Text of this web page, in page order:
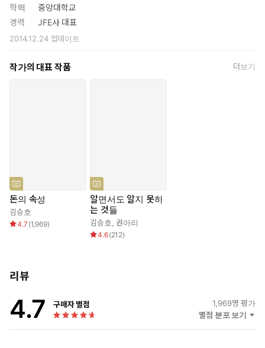
맨손에서 종잣돈을 만들고 돈을 불리는 75가지 방법
이 책 『돈의 속성』은 3년 전 어느 극장 하나를 빌려 대중에게 강의
했던 내용을 기반으로 집필됐다. 강연은 방송을 통해 전파되며 유튜
브와 셀럽들에 의해 공유와 전파를 거듭했다. 그리고 이내 1,100만
미가 왜곡되는 일이 있었다. 몇 권을 저술한 저자지만 여전히 책 쓰
정했다. 그것은 그의 내면에 깃든 사람에 대한 애정 때문이었다. 모
두에게 정말 필요하고 중요하지만 아무도 말하지 않는 진짜 돈 버는
방법, 진짜 돈을 벌어본 사람은 그 누구도 방법을 공유하지 않기에
학력
중앙대학교
경력
JFE사 대표
2014.12.24업데이트
작가의 대표 작품 더보기
돈의 속성
김승호
4.7 (1,969)
알면서도 알지 못하
는 것들
김승호,권아리
4.6(212)
리뷰
4.7 구매자 별점 1,969명 평가
별점 분포 보기